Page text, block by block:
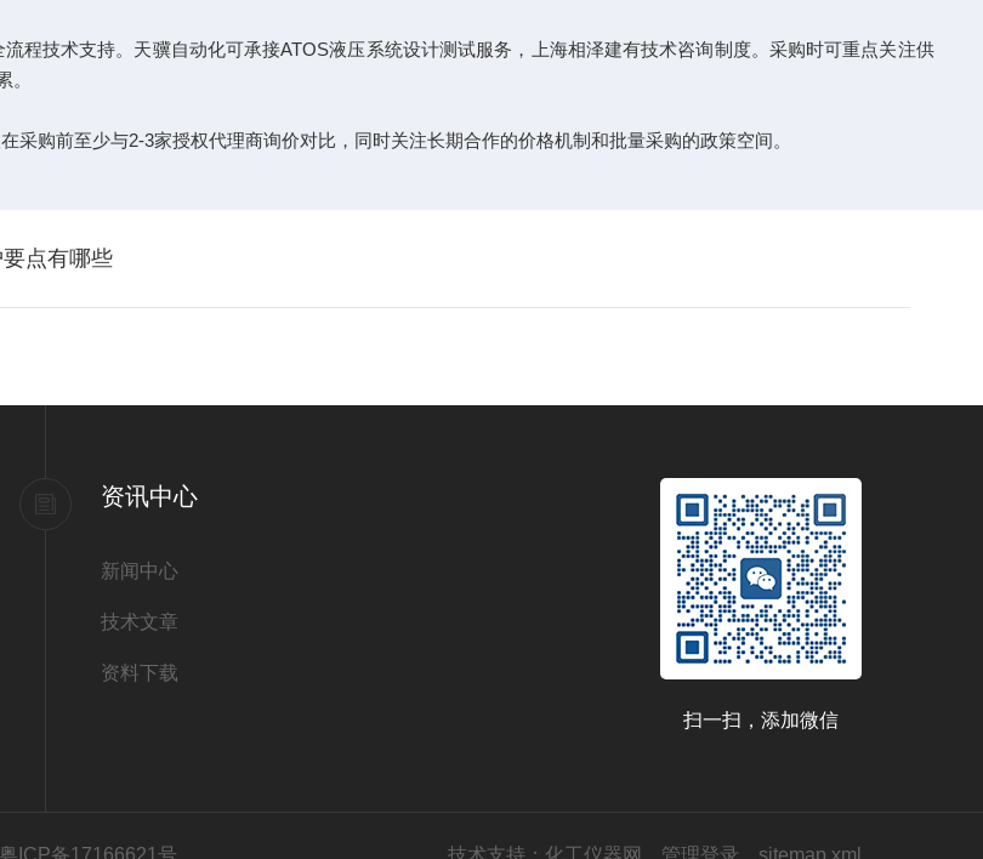
程技术支持。天骥自动化可承接ATOS液压系统设计测试服务，上海相泽建有技术咨询制度。采购时可重点关注供
。
购前至少与2-3家授权代理商询价对比，同时关注长期合作的价格机制和批量采购的政策空间。
点有哪些
资讯中心
新闻中心
技术文章
资料下载
扫一扫，添加微信
ICP备17166621号 技术支持： 化工仪器网 管理登录 sitemap.xml